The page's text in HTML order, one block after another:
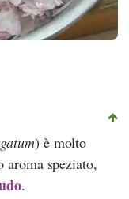
) è molto
speziato,
.